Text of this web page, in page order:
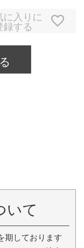
に入りに
録する
いて
期しております